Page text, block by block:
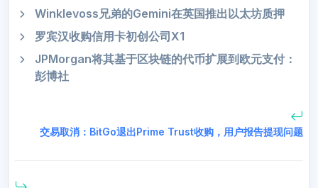
Winklevoss兄弟的Gemini在英国推出以太坊质押
罗宾汉收购信用卡初创公司X1
JPMorgan将其基于区块链的代币扩展到欧元支付：
彭博社
交易取消：BitGo退出Prime Trust收购，用户报告提现问题